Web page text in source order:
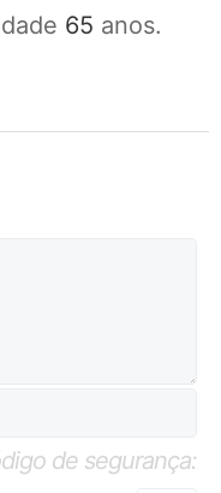
65 anos.
de segurança: